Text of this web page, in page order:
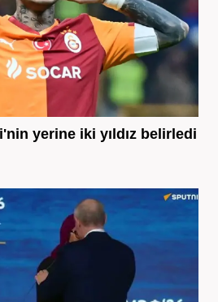
yerine iki yıldız belirledi